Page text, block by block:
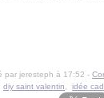
par jeresteph à 17:52 -
diy saint valentin idée